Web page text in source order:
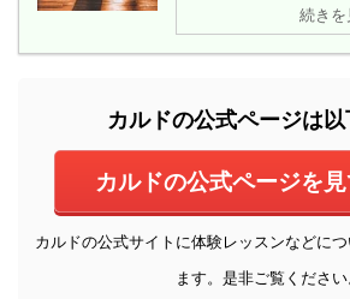
続きを
カルドの公式ページは以
カルドの公式ページを
カルドの公式サイトに体験レッスンなどに
ます。是非ご覧ください